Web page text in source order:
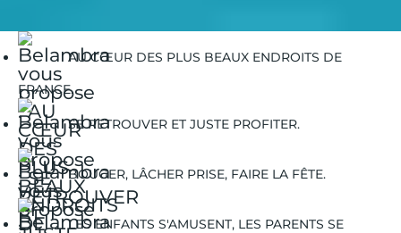
AU CŒUR DES PLUS BEAUX ENDROITS DE
FRANCE.
SE RETROUVER ET JUSTE PROFITER.
BOUGER, LÂCHER PRISE, FAIRE LA FÊTE.
LES ENFANTS S'AMUSENT, LES PARENTS SE